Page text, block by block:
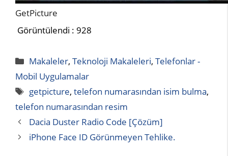
GetPicture
Görüntülendi : 928
Kategoriler
Makaleler,Teknoloji Makaleleri,Telefonlar -
Mobil Uygulamalar
Etiketler
getpicture,telefon numarasından isim bulma,
telefon numarasından resim
Dacia Duster Radio Code [Çözüm]
iPhone Face ID Görünmeyen Tehlike.